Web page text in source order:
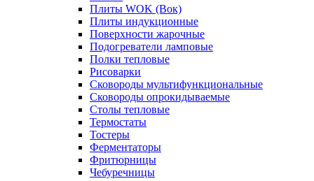
Плиты WOK (Вок)
Плиты индукционные
Поверхности жарочные
Подогреватели ламповые
Полки тепловые
Рисоварки
Сковороды мультифункциональные
Сковороды опрокидываемые
Столы тепловые
Термостаты
Тостеры
Ферментаторы
Фритюрницы
Чебуречницы